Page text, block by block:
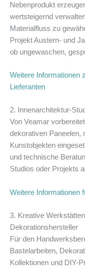
Nebenprodukt
wertsteigernd
Materialfluss zu
Projekt Austern- und
ob ungewaschen,
Weitere Informationen
Lieferanten
2. Innenarchitektur-
Von Veamar
dekorativen Paneelen,
Kunstobjekten
und technische
Studios oder Projekts
Weitere Informationen
3. Kreative
Dekorationshersteller
Für den
Bastelarbeiten,
Kollektionen und DIY-